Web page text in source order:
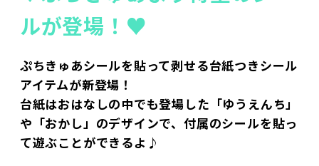
ルが登場！♥
ぷちきゅあシールを貼って剥せる台紙つきシール
アイテムが新登場！
台紙はおはなしの中でも登場した「ゆうえんち」
や「おかし」のデザインで、付属のシールを貼っ
て遊ぶことができるよ♪